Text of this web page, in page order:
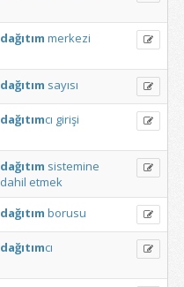
dağıtım merkezi
dağıtım sayısı
dağıtımcı girişi
dağıtım sistemine
dahil etmek
dağıtım borusu
dağıtımcı